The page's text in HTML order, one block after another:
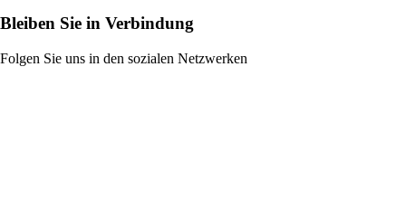
Bleiben Sie in Verbindung
Folgen Sie uns in den sozialen Netzwerken